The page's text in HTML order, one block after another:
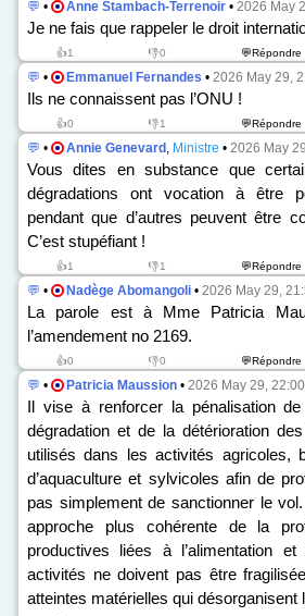
💬 • Anne Stambach-Terrenoir • 2026 May
Je ne fais que rappeler le droit
👍1 👎0 💬Répondre
💬 • Emmanuel Fernandes • 2026 May 29,
Ils ne connaissent pas l’ONU !
👍0 👎1 💬Répondre
💬 • Annie Genevard , Ministre • 2026 May
Vous dites en substance que
dégradations ont vocation à être
pendant que d’autres peuvent être
C’est stupéfiant !
👍1 👎1 💬Répondre
💬 • Nadège Abomangoli • 2026 May 29,
La parole est à Mme Patricia
l’amendement no 2169.
👍0 👎0 💬Répondre
💬 • Patricia Maussion • 2026 May 29,
Il vise à renforcer la pénalisation
dégradation et de la détérioration
utilisés dans les activités agricoles,
d’aquaculture et sylvicoles afin de
pas simplement de sanctionner le
approche plus cohérente de la
productives liées à l’alimentation
activités ne doivent pas être
atteintes matérielles qui désorganisent